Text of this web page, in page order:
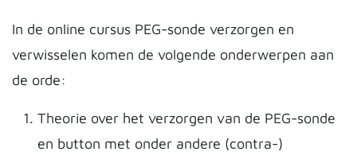
In de online cursus PEG-sonde verzorgen en
verwisselen komen de volgende onderwerpen aan
de orde:
Theorie over het verzorgen van de PEG-sonde
en button met onder andere (contra-)